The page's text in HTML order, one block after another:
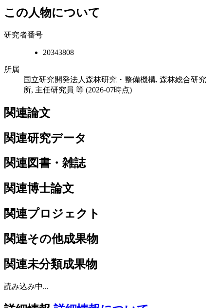
この人物について
研究者番号
20343808
所属
国立研究開発法人森林研究・整備機構, 森林総合研究
所, 主任研究員 等 (2026-07時点)
関連論文
関連研究データ
関連図書・雑誌
関連博士論文
関連プロジェクト
関連その他成果物
関連未分類成果物
読み込み中...